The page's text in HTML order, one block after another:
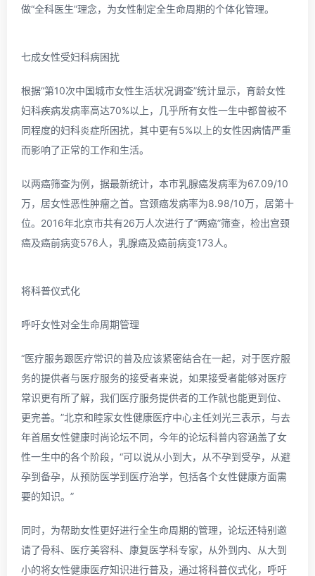
做“全科医生”理念，为女性制定全生命周期的个体化管理。
七成女性受妇科病困扰
根据“第10次中国城市女性生活状况调查”统计显示，育龄女性
妇科疾病发病率高达70%以上，几乎所有女性一生中都曾被不
同程度的妇科炎症所困扰，其中更有5%以上的女性因病情严重
而影响了正常的工作和生活。
以两癌筛查为例，据最新统计，本市乳腺癌发病率为67.09/10
万，居女性恶性肿瘤之首。宫颈癌发病率为8.98/10万，居第十
位。2016年北京市共有26万人次进行了“两癌”筛查，检出宫颈
癌及癌前病变576人，乳腺癌及癌前病变173人。
将科普仪式化
呼吁女性对全生命周期管理
“医疗服务跟医疗常识的普及应该紧密结合在一起，对于医疗服
务的提供者与医疗服务的接受者来说，如果接受者能够对医疗
常识更有所了解，我们医疗服务提供者的工作就也能更到位、
更完善。”北京和睦家女性健康医疗中心主任刘光三表示，与去
年首届女性健康时尚论坛不同，今年的论坛科普内容涵盖了女
性一生中的各个阶段，“可以说从小到大，从不孕到受孕，从避
孕到备孕，从预防医学到医疗治学，包括各个女性健康方面需
要的知识。”
同时，为帮助女性更好进行全生命周期的管理，论坛还特别邀
请了骨科、医疗美容科、康复医学科专家，从外到内、从大到
小的将女性健康医疗知识进行普及，通过将科普仪式化，呼吁